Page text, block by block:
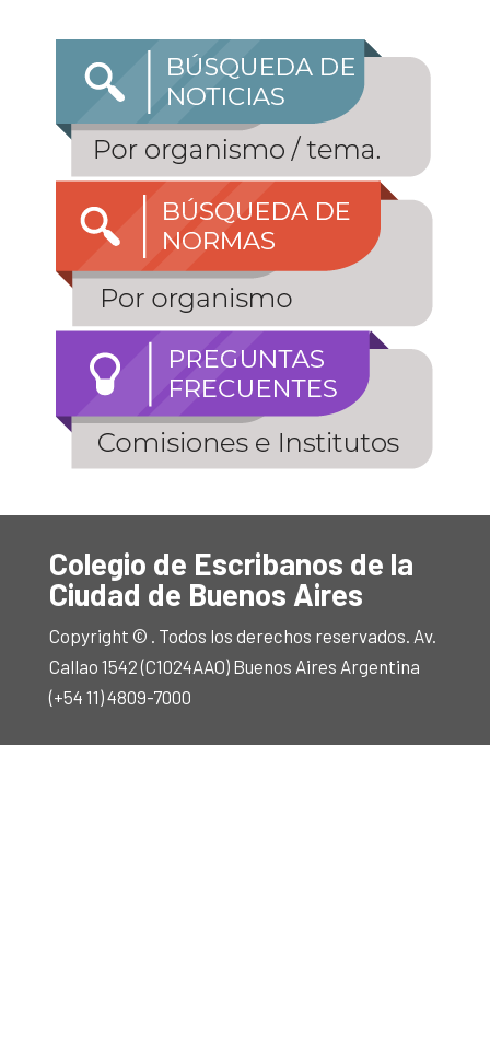
Colegio de Escribanos de la
Ciudad de Buenos Aires
Copyright © . Todos los derechos reservados. Av.
Callao 1542 (C1024AAO) Buenos Aires Argentina
(+54 11) 4809-7000